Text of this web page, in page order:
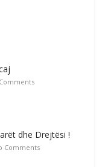
dhe Drejtësi !
Comments